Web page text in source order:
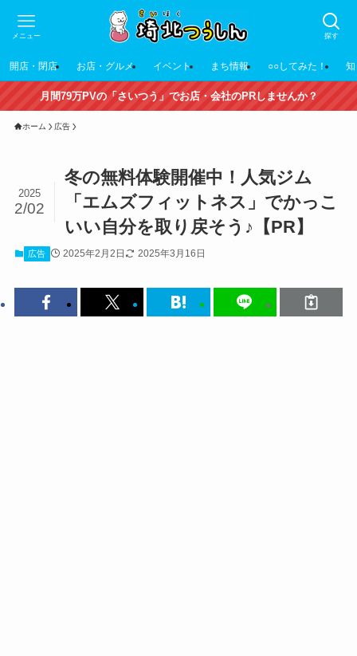
探す
メニュー
開店・閉店 お店・グルメ イベント まち情報 ○○してみた！
月間79万PVの「さいつう」でお店・会社のPRしませんか？
ホーム 広告
冬の無料体験開催中！人気ジム
「エムズフィットネス」でかっこ
いい自分を取り戻そう♪【PR】
2025
2/02
広告 2025年2月2日 2025年3月16日